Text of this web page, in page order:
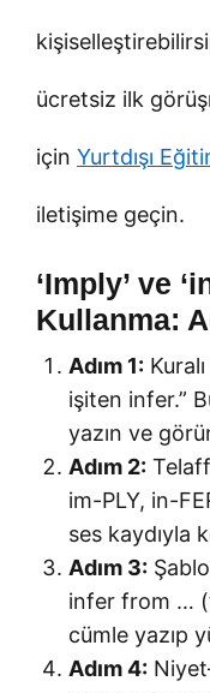
ücretsiz ilk
için Yurtdışı
iletişime geçin.
‘Imply’ ve
Kullanma:
Adım 1:
işiten infer.”
yazın ve
Adım 2:
im-PLY, in-
ses kaydıyla
Adım 3:
infer from …
cümle yazıp
Adım 4: